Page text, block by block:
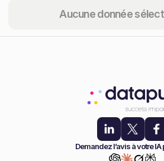
Aucune donnée
Partager
Demandez l’avis à votre IA